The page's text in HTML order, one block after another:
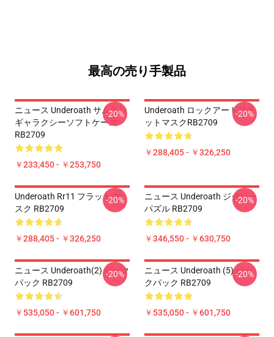
最高の売り手製品
ニュース Underoath サムスン
ギャラクシーソフトケース
RB2709
￥233,450 - ￥253,750
-20%
Underoath ロックアートフラ
ットマスクRB2709
￥288,405 - ￥326,250
-20%
Underoath Rr11 フラット マ
スク RB2709
￥288,405 - ￥326,250
-20%
ニュース Underoath ジグソー
パズル RB2709
￥346,550 - ￥630,750
-20%
ニュース Underoath(2) バック
パック RB2709
￥535,050 - ￥601,750
-20%
ニュース Underoath (5) バッ
クパック RB2709
￥535,050 - ￥601,750
-20%